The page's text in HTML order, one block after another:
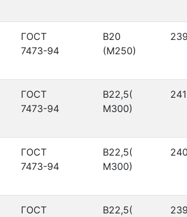
ГОСТ
7473-94
В20
(М250)
ГОСТ
7473-94
В22,5(
М300)
ГОСТ
7473-94
В22,5(
М300)
ГОСТ
В22,5(